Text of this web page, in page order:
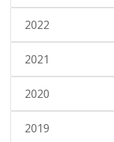
2022
2021
2020
2019